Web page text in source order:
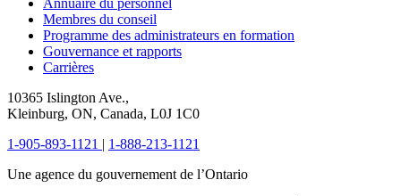
Annuaire du personnel
Membres du conseil
Programme des administrateurs en formation
Gouvernance et rapports
Carrières
10365 Islington Ave.,
Kleinburg, ON, Canada, L0J 1C0
1-905-893-1121 | 1-888-213-1121
Une agence du gouvernement de l’Ontario